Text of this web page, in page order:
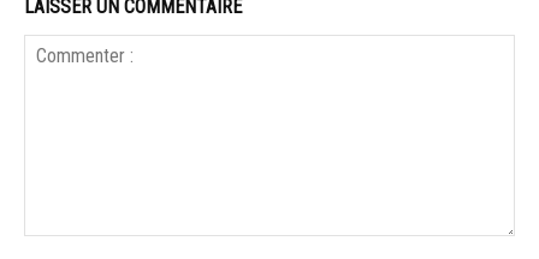
LAISSER UN COMMENTAIRE